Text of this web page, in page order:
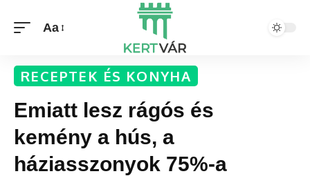
Aa
RECEPTEK ÉS KONYHA
Emiatt lesz rágós és
kemény a hús, a
háziasszonyok 75%-a